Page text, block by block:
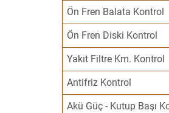
Ön Fren Balata Kontrol
Ön Fren Diski Kontrol
Yakıt Filtre Km. Kontrol
Antifriz Kontrol
Akü Güç - Kutup Başı